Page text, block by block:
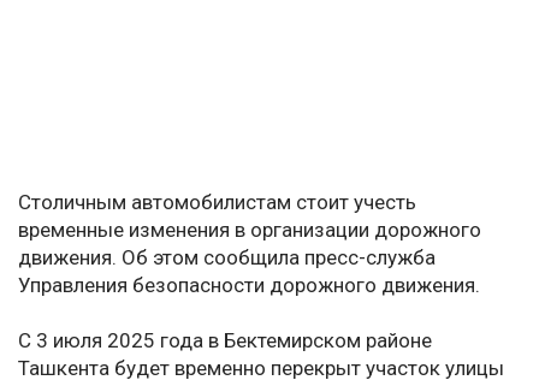
Столичным автомобилистам стоит учесть
временные изменения в организации дорожного
движения. Об этом сообщила пресс-служба
Управления безопасности дорожного движения.
С 3 июля 2025 года в Бектемирском районе
Ташкента будет временно перекрыт участок улицы